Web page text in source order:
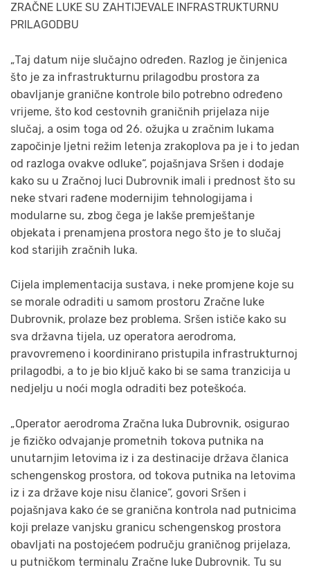
ZRAČNE LUKE SU ZAHTIJEVALE INFRASTRUKTURNU
PRILAGODBU
„Taj datum nije slučajno određen. Razlog je činjenica
što je za infrastrukturnu prilagodbu prostora za
obavljanje granične kontrole bilo potrebno određeno
vrijeme, što kod cestovnih graničnih prijelaza nije
slučaj, a osim toga od 26. ožujka u zračnim lukama
započinje ljetni režim letenja zrakoplova pa je i to jedan
od razloga ovakve odluke“, pojašnjava Sršen i dodaje
kako su u Zračnoj luci Dubrovnik imali i prednost što su
neke stvari rađene modernijim tehnologijama i
modularne su, zbog čega je lakše premještanje
objekata i prenamjena prostora nego što je to slučaj
kod starijih zračnih luka.
Cijela implementacija sustava, i neke promjene koje su
se morale odraditi u samom prostoru Zračne luke
Dubrovnik, prolaze bez problema. Sršen ističe kako su
sva državna tijela, uz operatora aerodroma,
pravovremeno i koordinirano pristupila infrastrukturnoj
prilagodbi, a to je bio ključ kako bi se sama tranzicija u
nedjelju u noći mogla odraditi bez poteškoća.
„Operator aerodroma Zračna luka Dubrovnik, osigurao
je fizičko odvajanje prometnih tokova putnika na
unutarnjim letovima iz i za destinacije država članica
schengenskog prostora, od tokova putnika na letovima
iz i za države koje nisu članice“, govori Sršen i
pojašnjava kako će se granična kontrola nad putnicima
koji prelaze vanjsku granicu schengenskog prostora
obavljati na postojećem području graničnog prijelaza,
u putničkom terminalu Zračne luke Dubrovnik. Tu su